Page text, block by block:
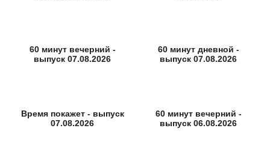
60 минут вечерний -
выпуск 07.08.2026
60 минут дневной -
выпуск 07.08.2026
Время покажет - выпуск
07.08.2026
60 минут вечерний -
выпуск 06.08.2026